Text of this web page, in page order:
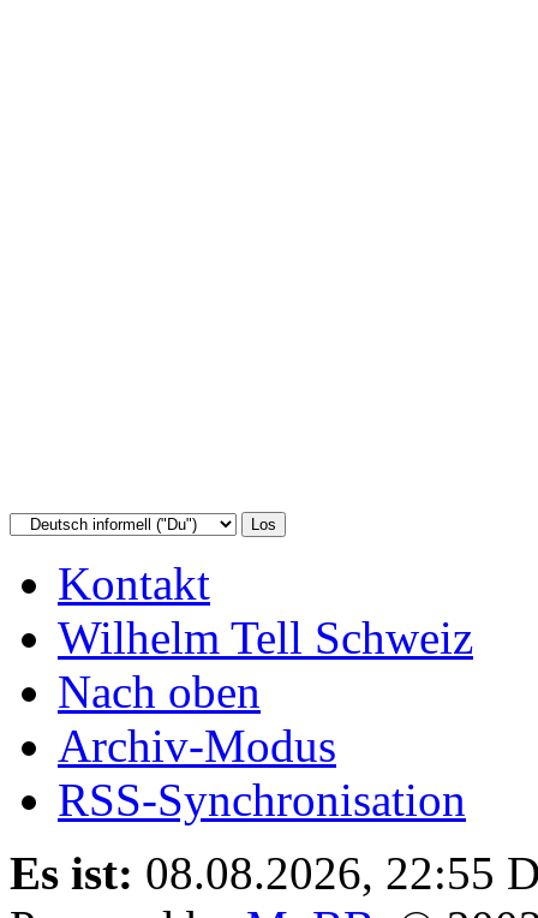
Kontakt
Wilhelm Tell Schweiz
Nach oben
Archiv-Modus
RSS-Synchronisation
Es ist: 08.08.2026, 22:55